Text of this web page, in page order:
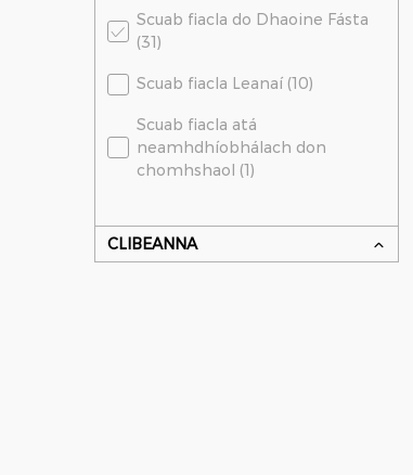
Scuab fiacla do Dhaoine Fásta
(31)
Scuab fiacla Leanaí (10)
Scuab fiacla atá
neamhdhíobhálach don
chomhshaol (1)
CLIBEANNA